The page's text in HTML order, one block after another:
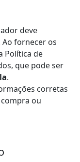
deve
fornecer os
Política de
que pode ser
.
corretas
ou